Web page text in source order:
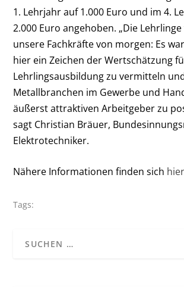
1. Lehrjahr auf 1.000 Euro und im 4.
2.000 Euro angehoben. „Die
unsere Fachkräfte von morgen: Es
hier ein Zeichen der Wertschätzung
Lehrlingsausbildung zu vermitteln
Metallbranchen im Gewerbe und
äußerst attraktiven Arbeitgeber zu
sagt Christian Bräuer,
Elektrotechniker.
Nähere Informationen finden sich hier
Tags: